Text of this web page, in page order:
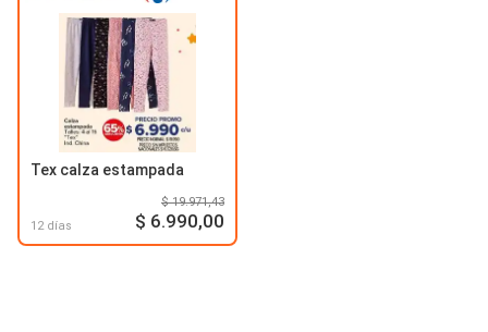
Tex calza estampada
12 días
$ 19.971,43
$ 6.990,00